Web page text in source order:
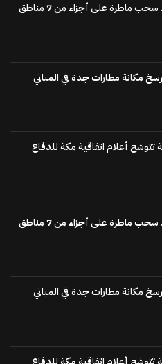
ماطرة على أجزاء من 7 مناطق
مكانة مطارات جدة في المباني
تتوشح أعلام اتفاقية مكة للدفاع
ماطرة على أجزاء من 7 مناطق
مكانة مطارات جدة في المباني